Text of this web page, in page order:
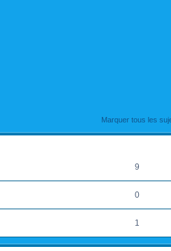
Marquer tous les
9
0
1